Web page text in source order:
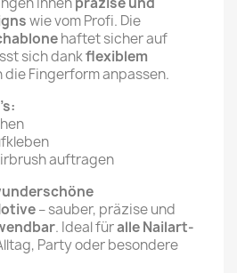
wie vom Profi. Die
haftet sicher auf
sich dankflexiblem
die Fingerform anpassen.
auftragen
– sauber, präzise und
. Ideal füralle Nailart-
Party oder besondere